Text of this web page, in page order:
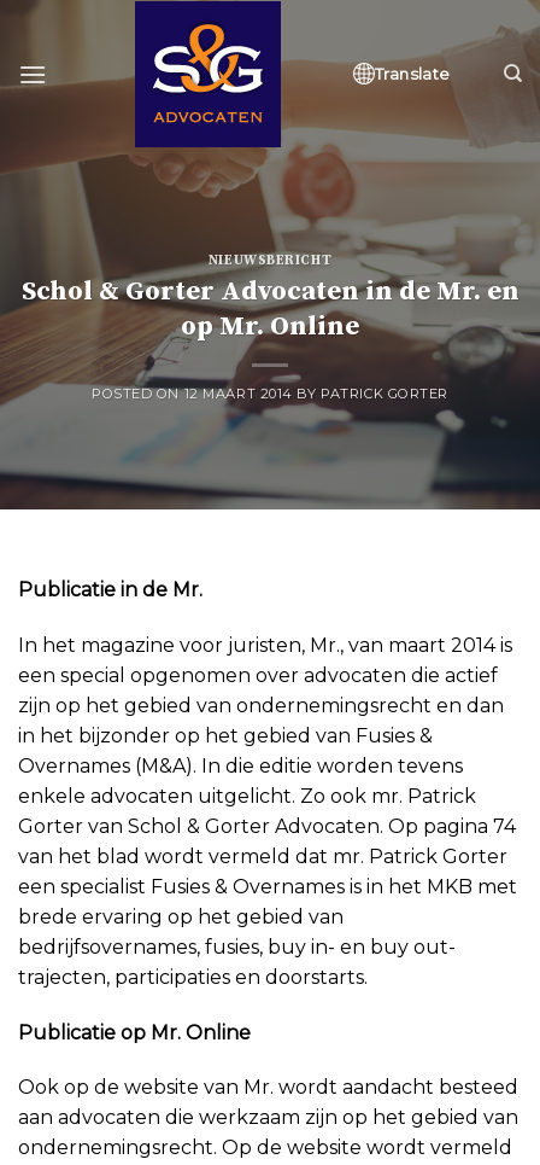
Skip
content
Translate
NIEUWSBERICHT
Schol & Gorter Advocaten in de Mr. en
op Mr. Online
POSTED ON12 MAART 2014 BY PATRICK GORTER
Publicatie in de Mr.
In het magazine voor juristen, Mr., van maart 2014 is
een special opgenomen over advocaten die actief
zijn op het gebied van ondernemingsrecht en dan
in het bijzonder op het gebied van Fusies &
Overnames (M&A). In die editie worden tevens
enkele advocaten uitgelicht. Zo ook mr. Patrick
Gorter van Schol & Gorter Advocaten. Op pagina 74
van het blad wordt vermeld dat mr. Patrick Gorter
een specialist Fusies & Overnames is in het MKB met
brede ervaring op het gebied van
bedrijfsovernames, fusies, buy in- en buy out-
trajecten, participaties en doorstarts.
Publicatie op Mr. Online
Ook op de website van Mr. wordt aandacht besteed
aan advocaten die werkzaam zijn op het gebied van
ondernemingsrecht. Op de website wordt vermeld